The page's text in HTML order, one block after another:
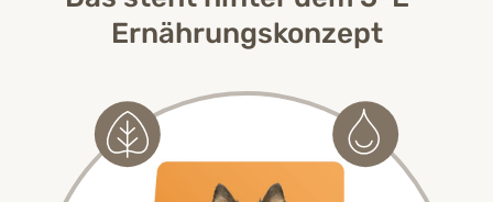
Ernährungskonzept